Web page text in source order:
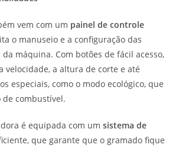
vem com um painel de controle
o manuseio e a configuração das
máquina. Com botões de fácil acesso,
velocidade, a altura de corte e até
especiais, como o modo ecológico, que
combustível.
é equipada com um sistema de
que garante que o gramado fique